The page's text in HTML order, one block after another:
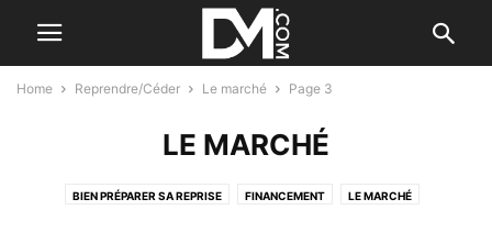
Home Reprendre/Céder Le marché Page 3
LE MARCHÉ
BIEN PRÉPARER SA REPRISE FINANCEMENT LE MARCHÉ